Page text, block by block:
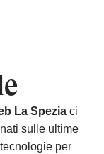
La Spezia ci
sulle ultime
per